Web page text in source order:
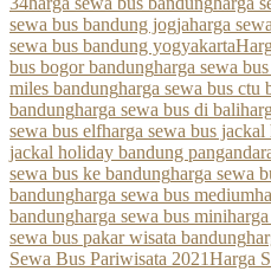
sewa bus bandung jogjaharga
sewa bus bandung yogyakarta
bus bogor bandungharga sewa
miles bandungharga sewa bus ctu
bandungharga sewa bus di bali
sewa bus elfharga sewa bus
jackal holiday bandung
sewa bus ke bandungharga sewa
bandungharga sewa bus medium
bandungharga sewa bus mini
sewa bus pakar wisata bandung
Sewa Bus Pariwisata 2021Harga